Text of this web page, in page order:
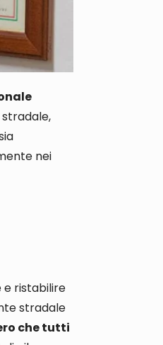
nei
e ristabilire
stradale
che tutti